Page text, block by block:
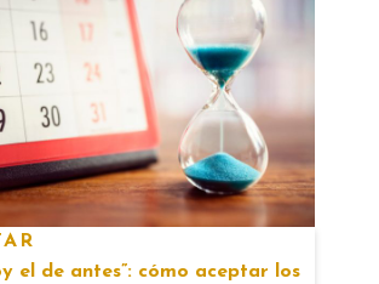
el de antes”: cómo aceptar los